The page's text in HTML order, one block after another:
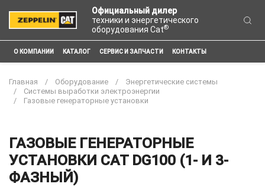
Официальный дилер
техники и энергетического
оборудования Cat®
О КОМПАНИИ КАТАЛОГ СЕРВИС И ЗАПЧАСТИ КОНТАКТЫ
Главная Оборудование
Энергетические системы
Системы выработки электроэнергии
Газовые генераторные установки
ГАЗОВЫЕ ГЕНЕРАТОРНЫЕ
УСТАНОВКИ CAT DG100 (1- И 3-
ФАЗНЫЙ)